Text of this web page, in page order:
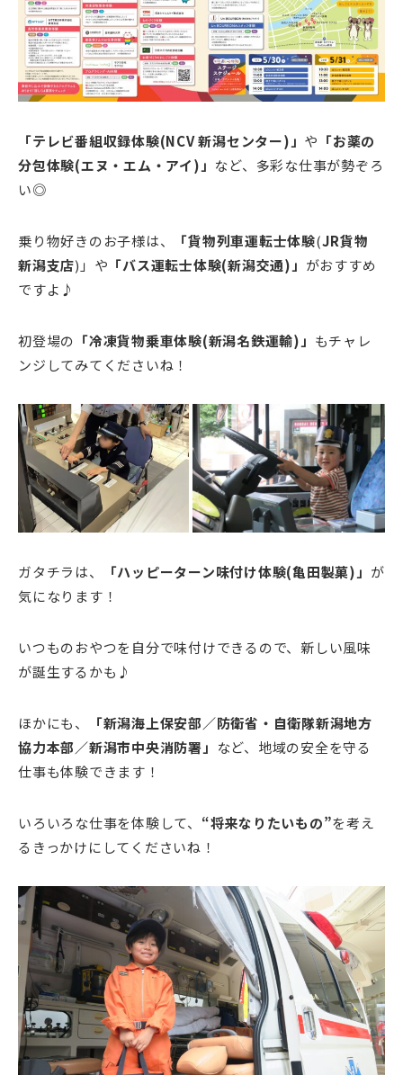
「テレビ番組収録体験(NCV 新潟センター)」 や 「お薬の
分包体験(エヌ・エム・アイ)」 など、多彩な仕事が勢ぞろ
い◎
乗り物好きのお子様は、 「貨物列車運転士体験(JR貨物
新潟支店)」や 「バス運転士体験(新潟交通)」 がおすすめ
ですよ♪
初登場の 「冷凍貨物乗車体験(新潟名鉄運輸)」 もチャレ
ンジしてみてくださいね！
ガタチラは、 「ハッピーターン味付け体験(亀田製菓)」 が
気になります！
いつものおやつを自分で味付けできるので、新しい風味
が誕生するかも♪
ほかにも、
「新潟海上保安部／防衛省・自衛隊新潟地方
協力本部／新潟市中央消防署」 など、地域の安全を守る
仕事も体験できます！
いろいろな仕事を体験して、 “将来なりたいもの”を考え
るきっかけにしてくださいね！